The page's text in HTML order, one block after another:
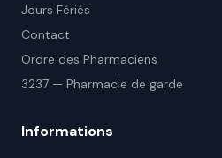
Jours Fériés
Contact
Ordre des Pharmaciens
3237 — Pharmacie de garde
Informations